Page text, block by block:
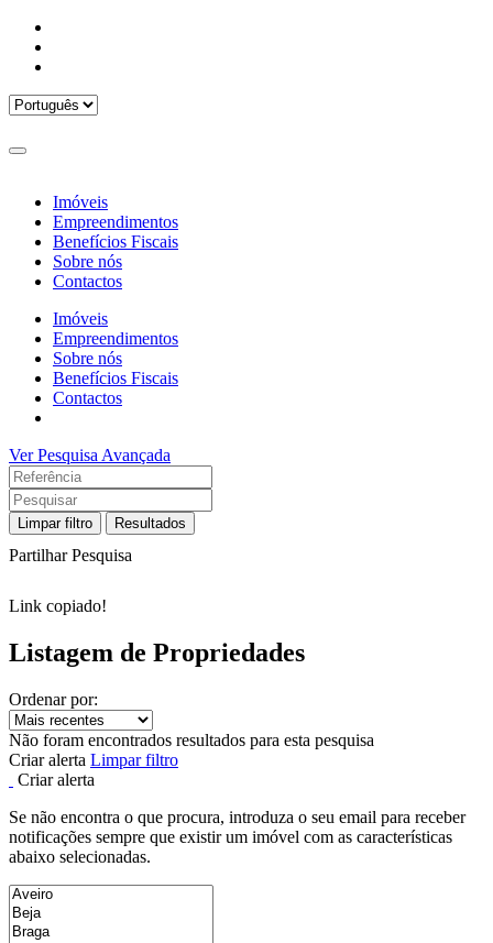
Imóveis
Empreendimentos
Benefícios Fiscais
Sobre nós
Contactos
Imóveis
Empreendimentos
Sobre nós
Benefícios Fiscais
Contactos
Ver Pesquisa Avançada
Limpar filtro Resultados
Partilhar Pesquisa
Link copiado!
Listagem de Propriedades
Ordenar por:
Não foram encontrados resultados para esta pesquisa
Criar alerta Limpar filtro
Criar alerta
Se não encontra o que procura, introduza o seu email para receber
notificações sempre que existir um imóvel com as características
abaixo selecionadas.